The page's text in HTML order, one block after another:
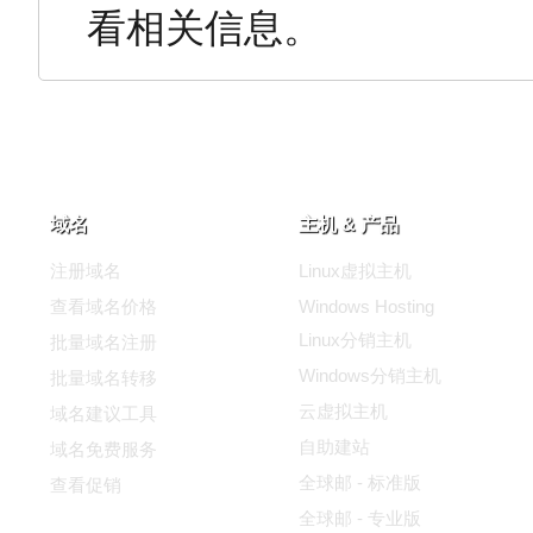
看相关信息。
域名
注册域名
查看域名价格
批量域名注册
批量域名转移
域名建议工具
域名免费服务
查看促销
主机 & 产品
Linux虚拟主机
Windows Hosting
Linux分销主机
Windows分销主机
云虚拟主机
自助建站
全球邮 - 标准版
全球邮 - 专业版